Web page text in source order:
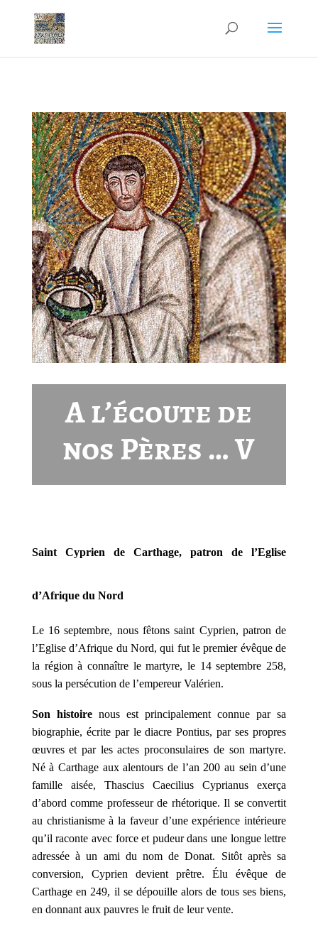
A l’écoute de
nos Pères … V
Saint Cyprien de Carthage, patron de l’Eglise
d’Afrique du Nord
Le 16 septembre, nous fêtons saint Cyprien, patron de
l’Eglise d’Afrique du Nord, qui fut le premier évêque de
la région à connaître le martyre, le 14 septembre 258,
sous la persécution de l’empereur Valérien.
Son histoirenous est principalement connue par sa
biographie, écrite par le diacre Pontius, par ses propres
œuvres et par les actes proconsulaires de son martyre.
Né à Carthage aux alentours de l’an 200 au sein d’une
famille aisée, Thascius Caecilius Cyprianus exerça
d’abord comme professeur de rhétorique. Il se convertit
au christianisme à la faveur d’une expérience intérieure
qu’il raconte avec force et pudeur dans une longue lettre
adressée à un ami du nom de Donat. Sitôt après sa
conversion, Cyprien devient prêtre. Élu évêque de
Carthage en 249, il se dépouille alors de tous ses biens,
en donnant aux pauvres le fruit de leur vente.